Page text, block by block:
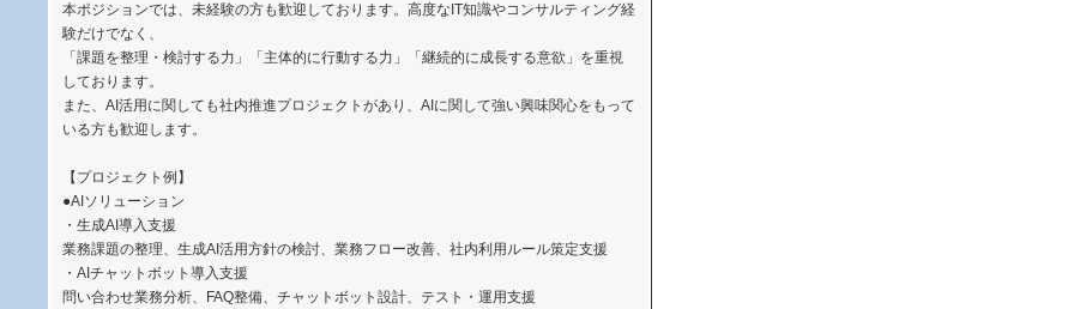
本ポジションでは、未経験の方も歓迎しております。高度なIT知識やコンサルティング経
験だけでなく、
「課題を整理・検討する力」「主体的に行動する力」「継続的に成長する意欲」を重視
しております。
また、AI活用に関しても社内推進プロジェクトがあり、AIに関して強い興味関心をもって
いる方も歓迎します。
【プロジェクト例】
●AIソリューション
・生成AI導入支援
業務課題の整理、生成AI活用方針の検討、業務フロー改善、社内利用ルール策定支援
・AIチャットボット導入支援
問い合わせ業務分析、FAQ整備、チャットボット設計、テスト・運用支援